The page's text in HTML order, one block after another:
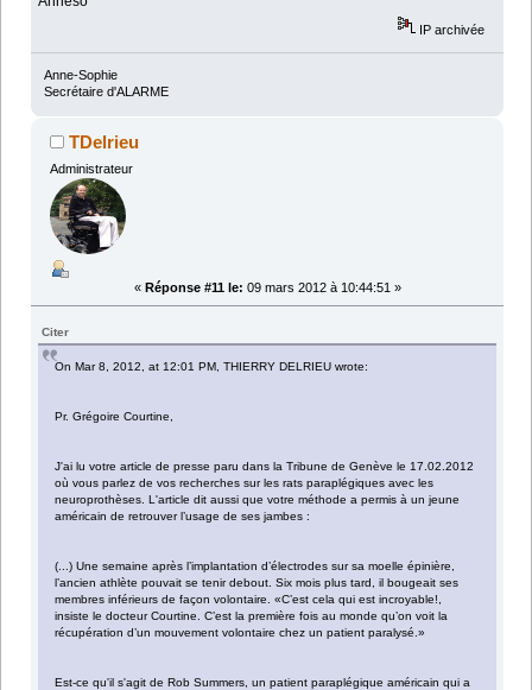
IP archivée
Anne-Sophie
Secrétaire d'ALARME
TDelrieu
Administrateur
« Réponse #11 le: 09 mars 2012 à 10:44:51 »
Citer
On Mar 8, 2012, at 12:01 PM, THIERRY DELRIEU wrote:
Pr. Grégoire Courtine,
J'ai lu votre article de presse paru dans la Tribune de Genève le 17.02.2012
où vous parlez de vos recherches sur les rats paraplégiques avec les
neuroprothèses. L'article dit aussi que votre méthode a permis à un jeune
américain de retrouver l’usage de ses jambes :
(...) Une semaine après l’implantation d’électrodes sur sa moelle épinière,
l’ancien athlète pouvait se tenir debout. Six mois plus tard, il bougeait ses
membres inférieurs de façon volontaire. «C’est cela qui est incroyable!,
insiste le docteur Courtine. C’est la première fois au monde qu’on voit la
récupération d’un mouvement volontaire chez un patient paralysé.»
Est-ce qu'il s'agit de Rob Summers, un patient paraplégique américain qui a